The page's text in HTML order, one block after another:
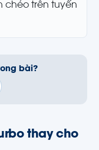
chéo trên tuyến
bài?
thay cho